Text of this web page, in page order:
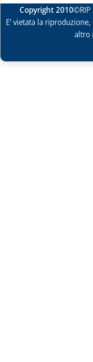
Copyright 2010©RIP
E' vietata la
altro